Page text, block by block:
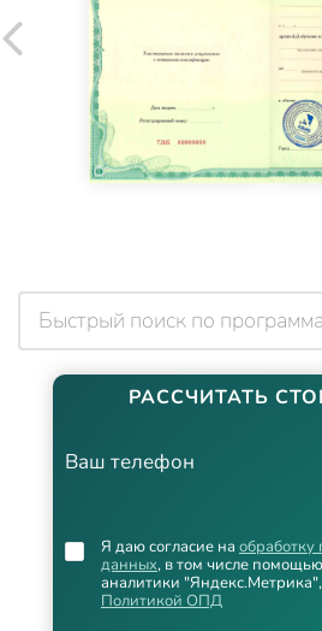
РАССЧИТАТЬ
Ваш телефон
Я даю согласие на
данных, в том числе
аналитики "Яндекс.Метрика",
Политикой ОПД